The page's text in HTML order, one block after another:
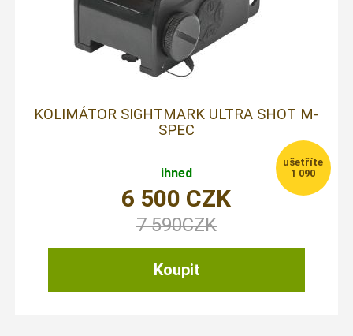
KOLIMÁTOR SIGHTMARK ULTRA SHOT M-
SPEC
ihned
6 500 CZK
1 090
7 590CZK